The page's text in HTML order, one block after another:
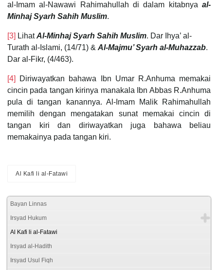
al-Imam al-Nawawi Rahimahullah di dalam kitabnya al-
Minhaj Syarh Sahih Muslim.
[3] LihatAl-Minhaj Syarh Sahih Muslim. Dar Ihya’ al-
Turath al-Islami, (14/71) & Al-Majmu’ Syarh al-Muhazzab.
Dar al-Fikr, (4/463).
[4]
Diriwayatkan bahawa Ibn Umar R.Anhuma memakai
cincin pada tangan kirinya manakala Ibn Abbas R.Anhuma
pula di tangan kanannya. Al-Imam Malik Rahimahullah
memilih dengan mengatakan sunat memakai cincin di
tangan kiri dan diriwayatkan juga bahawa beliau
memakainya pada tangan kiri.
Al Kafi li al-Fatawi
Bayan Linnas
Irsyad Hukum
Al Kafi li al-Fatawi
Irsyad al-Hadith
Irsyad Usul Fiqh